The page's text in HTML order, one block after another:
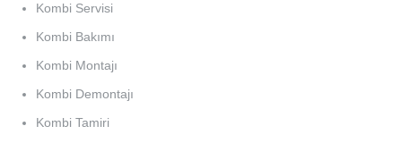
Kombi Servisi
Kombi Bakımı
Kombi Montajı
Kombi Demontajı
Kombi Tamiri